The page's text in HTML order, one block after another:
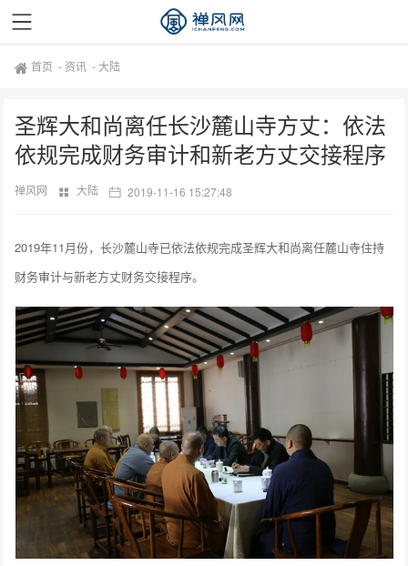
首页 - 资讯 -大陆
圣辉大和尚离任长沙麓山寺方丈：依法
依规完成财务审计和新老方丈交接程序
禅风网 大陆 2019-11-16 15:27:48
2019年11月份，长沙麓山寺已依法依规完成圣辉大和尚离任麓山寺住持
财务审计与新老方丈财务交接程序。